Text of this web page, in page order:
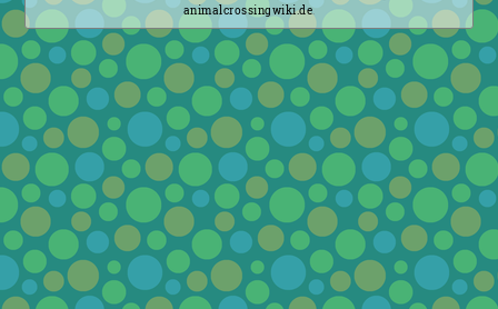
animalcrossingwiki.de.